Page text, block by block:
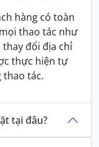
hàng có toàn
thao tác như
thay đổi địa chỉ
thực hiện tự
thao tác.
tại đâu?